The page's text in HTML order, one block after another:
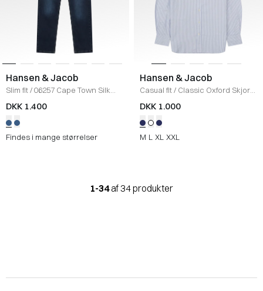
Hansen & Jacob
Slim fit/06257 Cape Town Silk
Touch Jeans
DKK 1.400
Findes i mange størrelser
Hansen & Jacob
Casual fit/ Classic Oxford Skjorte
/BLUE/WHITE
DKK 1.000
M L XL XXL
1-34af 34 produkter